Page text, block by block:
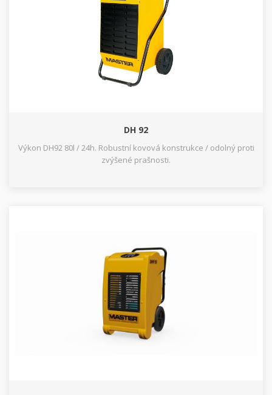
DH 92
Výkon DH92 80l / 24h. Robustní kovová konstrukce / odolný proti
zvýšené prašnosti.